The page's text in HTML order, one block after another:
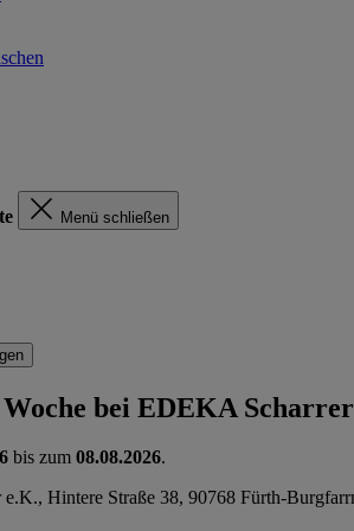
Menü schließen
bei EDEKA Scharrer
bis zum 08.08.2026.
e.K., Hintere Straße 38, 90768 Fürth-